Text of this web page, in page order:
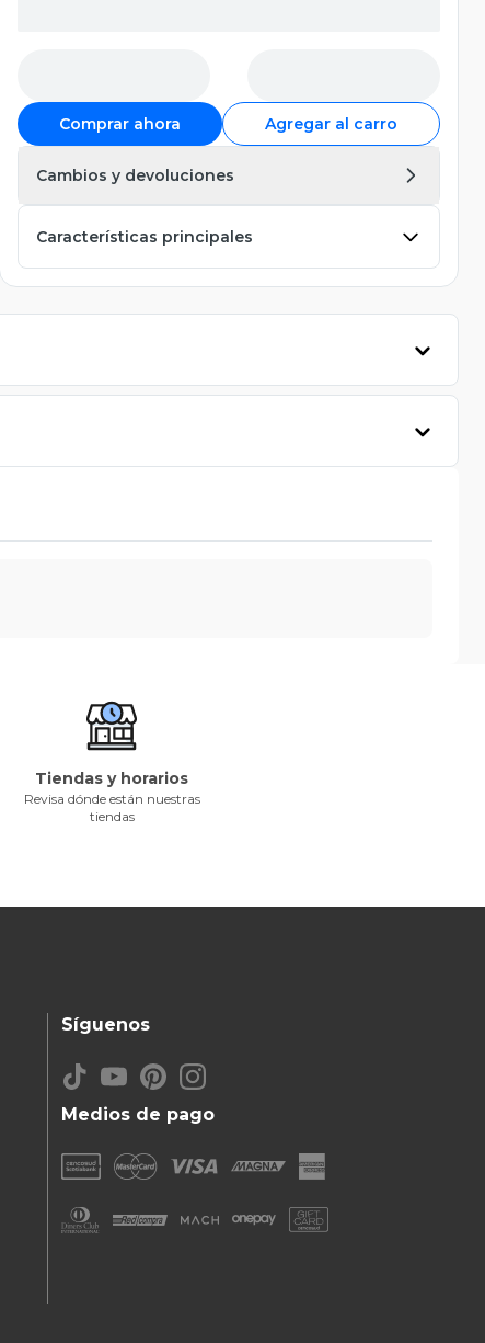
Comprar ahora Agregar al carro
Cambios y devoluciones
Características principales
Tiendas y horarios
Revisa dónde están nuestras
tiendas
Medios de pago
Síguenos